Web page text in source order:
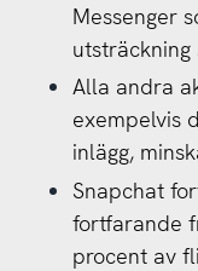
Messenger
utsträckning
Alla andra
exempelvis
inlägg,
Snapchat
fortfarande
procent av